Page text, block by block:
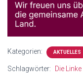
Kategorien: AKTUELLES
Schlagwörter: Die Linke